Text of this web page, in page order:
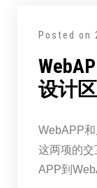
Posted on
设计
WebAPP
这两项的
APP到